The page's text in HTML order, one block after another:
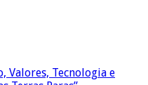
Valores, Tecnologia e